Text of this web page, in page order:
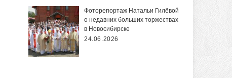
Фоторепортаж Натальи Гилёвой
о недавних больших торжествах
в Новосибирске
24.06.2026